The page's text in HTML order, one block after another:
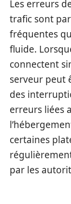
Les erreurs
trafic sont
fréquentes
fluide.
connectent
serveur peut
des
erreurs liées
certaines
par les